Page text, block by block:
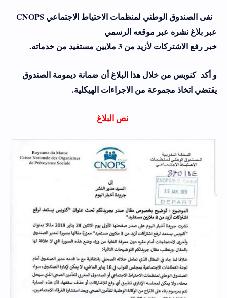
نفى الصندوق الوطني لمنظمات الاحتياط الاجتماعي CNOPS
عبر بلاغ نشره عبر موقعه الرسمي
خبر رفع الاشتركات لأزيد من 3 ملايين مستفيد من خدماته.
و أكد كنوبس من خلال هذا البلاغ أن ضمانة ديمومة الصندوق
يقتضي اتخاذ مجموعة من الاجراءات الهيكلية.
نص البلاغ